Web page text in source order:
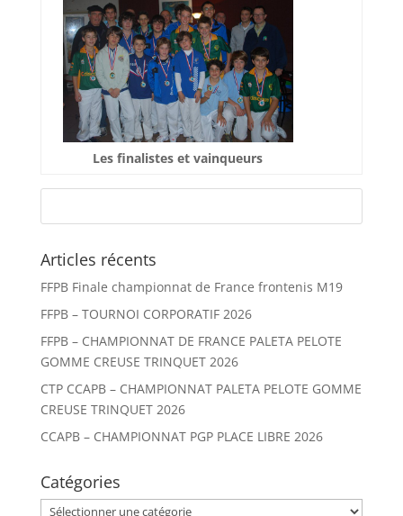
Les finalistes et vainqueurs
Articles récents
FFPB Finale championnat de France frontenis M19
FFPB – TOURNOI CORPORATIF 2026
FFPB – CHAMPIONNAT DE FRANCE PALETA PELOTE
GOMME CREUSE TRINQUET 2026
CTP CCAPB – CHAMPIONNAT PALETA PELOTE GOMME
CREUSE TRINQUET 2026
CCAPB – CHAMPIONNAT PGP PLACE LIBRE 2026
Catégories
Catégories